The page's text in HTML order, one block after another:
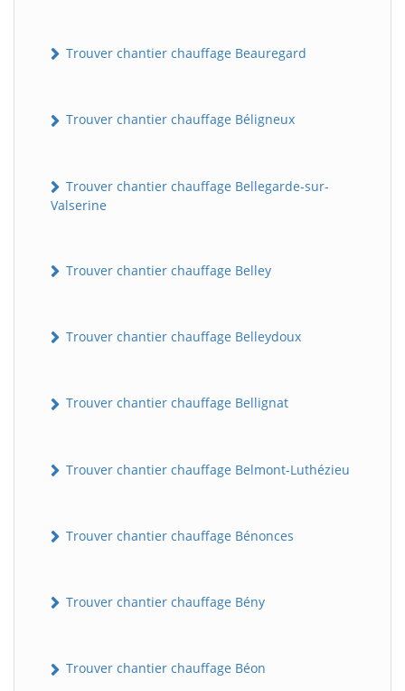
Trouver chantier chauffage Beauregard
Trouver chantier chauffage Béligneux
Trouver chantier chauffage Bellegarde-sur-
Valserine
Trouver chantier chauffage Belley
Trouver chantier chauffage Belleydoux
Trouver chantier chauffage Bellignat
Trouver chantier chauffage Belmont-Luthézieu
Trouver chantier chauffage Bénonces
Trouver chantier chauffage Bény
Trouver chantier chauffage Béon